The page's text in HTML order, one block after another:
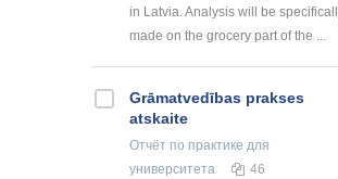
in Latvia. Analysis will be
made on the grocery part of the ...
Grāmatvedības prakses
atskaite
Отчёт по практике для
университета
46